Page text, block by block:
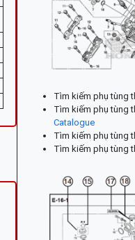
Tìm kiếm phụ tùng
Tìm kiếm phụ tùng
Catalogue
Tìm kiếm phụ tùng
Tìm kiếm phụ tùng